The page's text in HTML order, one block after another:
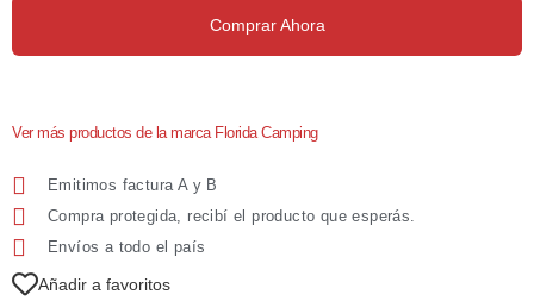
Comprar Ahora
Ver más productos de la marca Florida Camping
Emitimos factura A y B
Compra protegida, recibí el producto que esperás.
Envíos a todo el país
Añadir a favoritos